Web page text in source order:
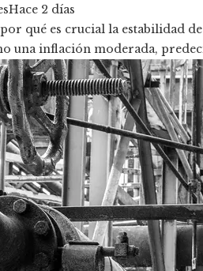
Hace 2 días
qué es crucial la estabilidad
una inflación moderada,